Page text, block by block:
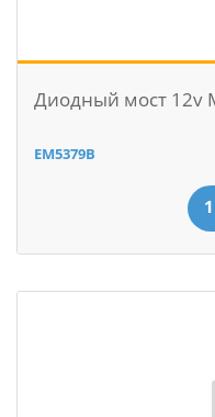
Диодный мост 12v
EM5379B